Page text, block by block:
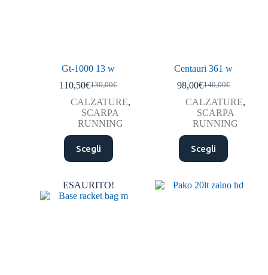
Gt-1000 13 w
130,00€
110,50€
CALZATURE,
SCARPA
RUNNING
Scegli
Centauri 361 w
140,00€
98,00€
CALZATURE,
SCARPA
RUNNING
Scegli
ESAURITO!